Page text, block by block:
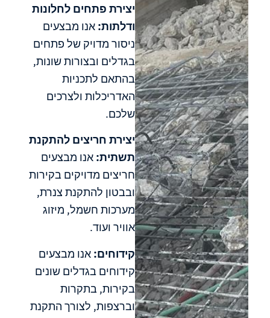
יצירת פתחים לחלונות
ודלתות: אנו מבצעים
ניסור מדויק של פתחים
בגדלים ובצורות שונות,
בהתאם לתכניות
האדריכלות ולצרכים
שלכם.
יצירת חריצים להתקנת
תשתית: אנו מבצעים
חריצים מדויקים בקירות
ובבטון להתקנת צנרת,
מערכות חשמל, מיזוג
אוויר ועוד.
קידוחים: אנו מבצעים
קידוחים בגדלים שונים
בקירות, בתקרות
וברצפות, לצורך התקנת